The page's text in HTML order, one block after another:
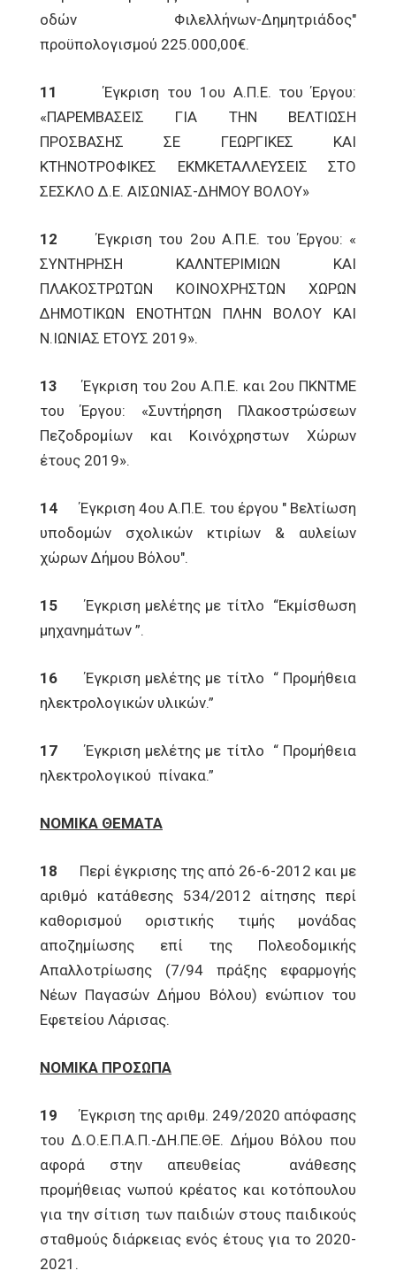
οδών Φιλελλήνων-Δημητριάδος"
προϋπολογισμού 225.000,00€.
11
Έγκριση του 1ου Α.Π.Ε. του Έργου:
«ΠΑΡΕΜΒΑΣΕΙΣ ΓΙΑ ΤΗΝ ΒΕΛΤΙΩΣΗ
ΠΡΟΣΒΑΣΗΣ ΣΕ ΓΕΩΡΓΙΚΕΣ ΚΑΙ
ΚΤΗΝΟΤΡΟΦΙΚΕΣ ΕΚΜΚΕΤΑΛΛΕΥΣΕΙΣ ΣΤΟ
ΣΕΣΚΛΟ Δ.Ε. ΑΙΣΩΝΙΑΣ-ΔΗΜΟΥ ΒΟΛΟΥ»
12
Έγκριση του 2ου Α.Π.Ε. του Έργου: «
ΣΥΝΤΗΡΗΣΗ ΚΑΛΝΤΕΡΙΜΙΩΝ ΚΑΙ
ΠΛΑΚΟΣΤΡΩΤΩΝ ΚΟΙΝΟΧΡΗΣΤΩΝ ΧΩΡΩΝ
ΔΗΜΟΤΙΚΩΝ ΕΝΟΤΗΤΩΝ ΠΛΗΝ ΒΟΛΟΥ ΚΑΙ
Ν.ΙΩΝΙΑΣ ΕΤΟΥΣ 2019».
13
Έγκριση του 2ου Α.Π.Ε. και 2ου ΠΚΝΤΜΕ
του Έργου: «Συντήρηση Πλακοστρώσεων
Πεζοδρομίων και Κοινόχρηστων Χώρων
έτους 2019».
14
Έγκριση 4ου Α.Π.Ε. του έργου " Βελτίωση
υποδομών σχολικών κτιρίων & αυλείων
χώρων Δήμου Βόλου".
15
Έγκριση μελέτης με τίτλο “Εκμίσθωση
μηχανημάτων ”.
16
Έγκριση μελέτης με τίτλο “ Προμήθεια
ηλεκτρολογικών υλικών.”
17
Έγκριση μελέτης με τίτλο “ Προμήθεια
ηλεκτρολογικού πίνακα.”
ΝΟΜΙΚΑ ΘΕΜΑΤΑ
18 Περί έγκρισης της από 26-6-2012 και με
αριθμό κατάθεσης 534/2012 αίτησης περί
καθορισμού οριστικής τιμής μονάδας
αποζημίωσης επί της Πολεοδομικής
Απαλλοτρίωσης (7/94 πράξης εφαρμογής
Νέων Παγασών Δήμου Βόλου) ενώπιον του
Εφετείου Λάρισας.
ΝΟΜΙΚΑ ΠΡΟΣΩΠΑ
19
Έγκριση της αριθμ. 249/2020 απόφασης
του Δ.Ο.Ε.Π.Α.Π.-ΔΗ.ΠΕ.ΘΕ. Δήμου Βόλου που
αφορά στην απευθείας ανάθεσης
προμήθειας νωπού κρέατος και κοτόπουλου
για την σίτιση των παιδιών στους παιδικούς
σταθμούς διάρκειας ενός έτους για το 2020-
2021.